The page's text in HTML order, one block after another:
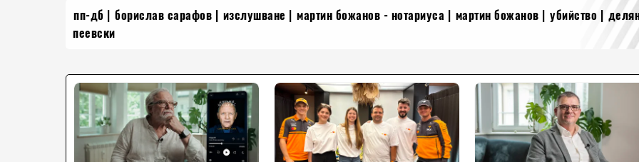
пп-дб борислав сарафов изслушване мартин божанов - нотариуса мартин божанов убийство
пеевски